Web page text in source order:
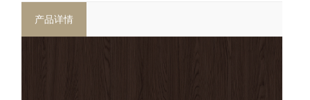
产品详情